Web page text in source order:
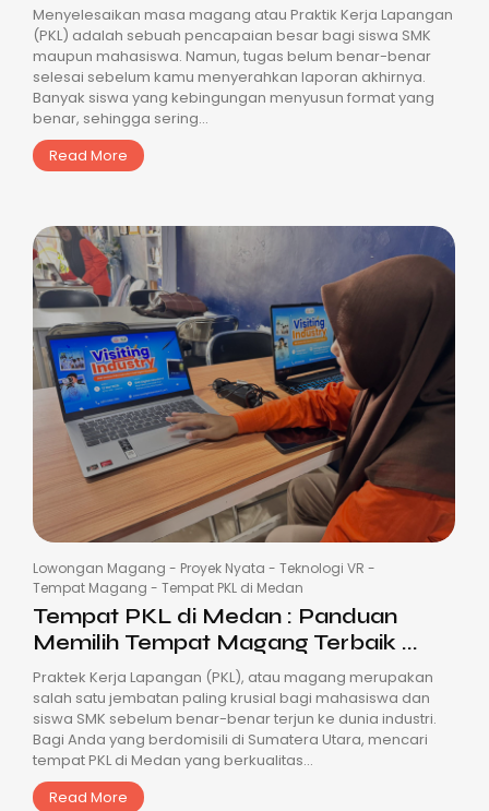
Menyelesaikan masa magang atau Praktik Kerja Lapangan
(PKL) adalah sebuah pencapaian besar bagi siswa SMK
maupun mahasiswa. Namun, tugas belum benar-benar
selesai sebelum kamu menyerahkan laporan akhirnya.
Banyak siswa yang kebingungan menyusun format yang
benar, sehingga sering...
Read More
Lowongan Magang - Proyek Nyata - Teknologi VR -
Tempat Magang - Tempat PKL di Medan
Tempat PKL di Medan : Panduan
Memilih Tempat Magang Terbaik ...
Praktek Kerja Lapangan (PKL), atau magang merupakan
salah satu jembatan paling krusial bagi mahasiswa dan
siswa SMK sebelum benar-benar terjun ke dunia industri.
Bagi Anda yang berdomisili di Sumatera Utara, mencari
tempat PKL di Medan yang berkualitas...
Read More